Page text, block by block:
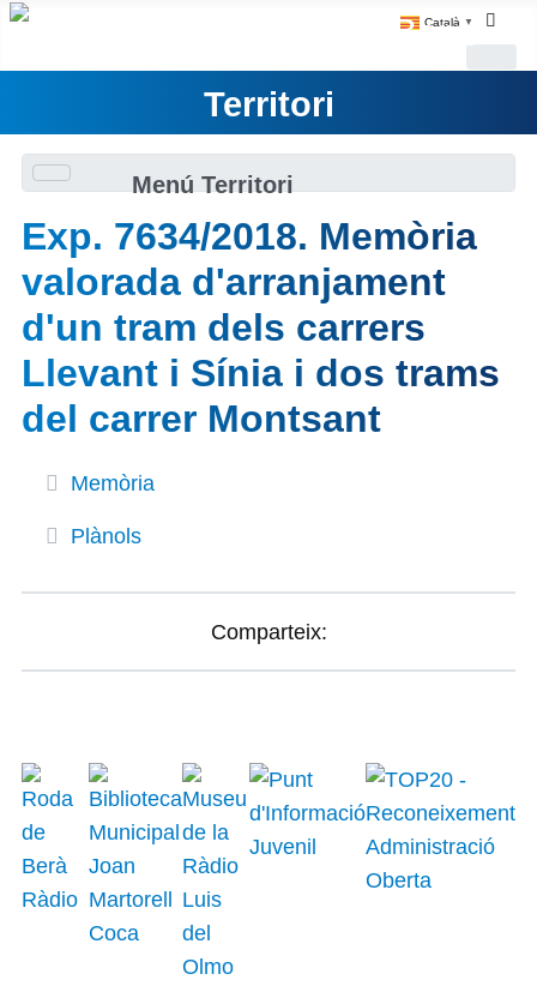
Català ▼
Territori
Menú Territori
Exp. 7634/2018. Memòria
valorada d'arranjament
d'un tram dels carrers
Llevant i Sínia i dos trams
del carrer Montsant
Memòria
Plànols
Comparteix: